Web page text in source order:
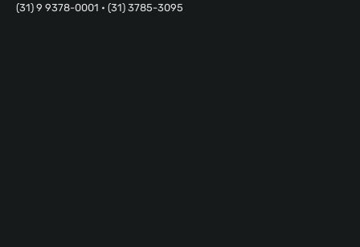
(31) 9 9378-0001 • (31) 3785-3095